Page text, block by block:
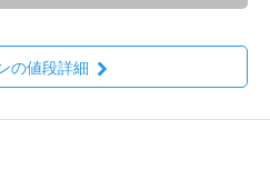
の値段詳細